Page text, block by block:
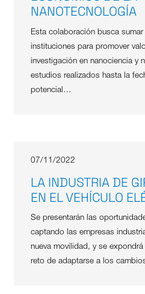
NANOTECNOLOGÍA
Esta colaboración busca
instituciones para promover
investigación en nanociencia y
estudios realizados hasta la
potencial…
07/11/2022
LA INDUSTRIA DE
EN EL VEHÍCULO
Se presentarán las
captando las empresas
nueva movilidad, y se
reto de adaptarse a los